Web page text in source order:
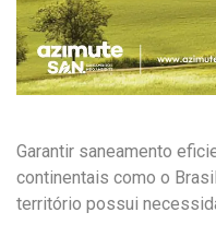
Garantir saneamento
continentais como o
território possui